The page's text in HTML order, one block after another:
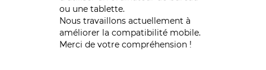
ou une tablette.
Nous travaillons actuellement à
améliorer la compatibilité mobile.
Merci de votre compréhension !